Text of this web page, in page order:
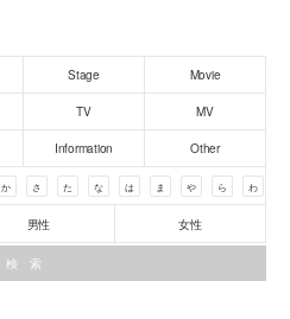
Stage Movie
TV MV
Information Other
か さ た な は ま や ら わ
男性 女性